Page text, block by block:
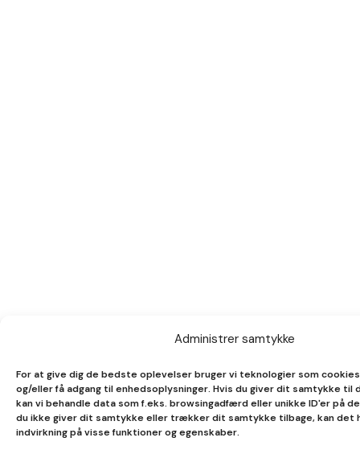
Administrer samtykke
For at give dig de bedste oplevelser bruger vi teknologier som
og/eller få adgang til enhedsoplysninger. Hvis du giver dit samtykke til
kan vi behandle data som f.eks. browsingadfærd eller unikke ID'er på
du ikke giver dit samtykke eller trækker dit samtykke tilbage, kan det
indvirkning på visse funktioner og egenskaber.